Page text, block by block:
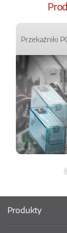
Przekaźniki
Produkty